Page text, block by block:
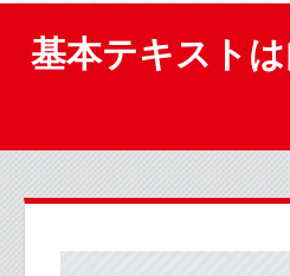
基本テキスト